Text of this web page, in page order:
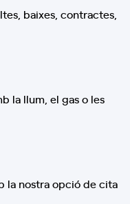
baixes, contractes,
la llum, el gas o les
la nostra opció de cita